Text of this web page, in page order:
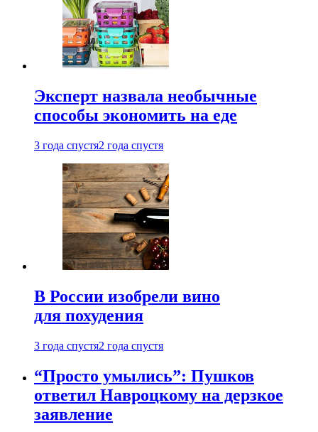
Эксперт назвала необычные
способы экономить на еде
3 года спустя2 года спустя
В России изобрели вино
для похудения
3 года спустя2 года спустя
“Просто умылись”: Пушков
ответил Навроцкому на дерзкое
заявление